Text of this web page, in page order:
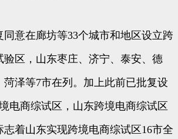
意在廊坊等33个城市和地区设立跨
验区，山东枣庄、济宁、泰安、德
泽等7市在列。加上此前已批复设
电商综试区，山东跨境电商综试区
志着山东实现跨境电商综试区16市全